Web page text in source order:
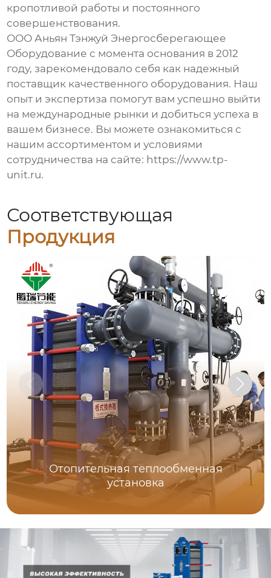
кропотливой работы и постоянного
совершенствования.
ООО Аньян Тэнжуй Энергосберегающее
Оборудование с момента основания в 2012
году, зарекомендовало себя как надежный
поставщик качественного оборудования. Наш
опыт и экспертиза помогут вам успешно выйти
на международные рынки и добиться успеха в
вашем бизнесе. Вы можете ознакомиться с
нашим ассортиментом и условиями
сотрудничества на сайте: https://www.tp-
unit.ru.
Соответствующая
Продукция
Отопительная теплообменная
установка